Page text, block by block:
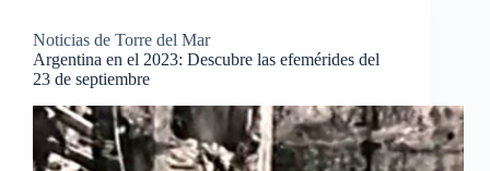
Noticias de Torre del Mar
Argentina en el 2023: Descubre las efemérides del
23 de septiembre